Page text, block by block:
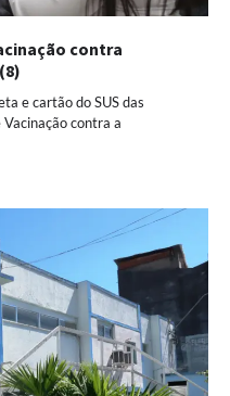
contra
e cartão do SUS das
contra a